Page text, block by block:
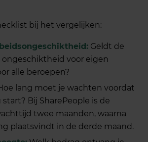
bij het vergelijken:
Geldt de
voor eigen
alle beroepen?
lang moet je wachten voordat
Bij SharePeople is de
twee maanden, waarna
plaatsvindt in de derde maand.